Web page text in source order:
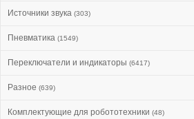
Источники звука (303)
Пневматика (1549)
Переключатели и индикаторы (6417)
Разное (639)
Комплектующие для робототехники (48)